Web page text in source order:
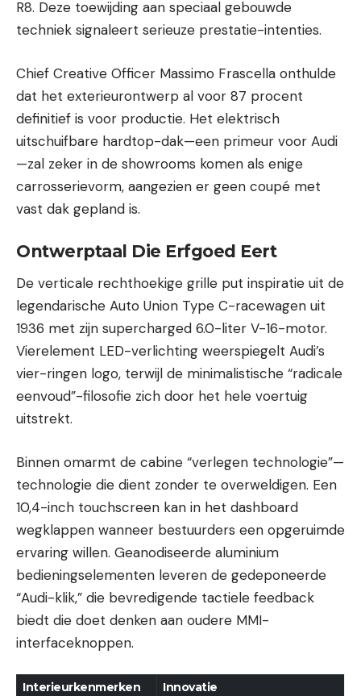
R8. Deze toewijding aan speciaal gebouwde
techniek signaleert serieuze prestatie-intenties.
Chief Creative Officer Massimo Frascella onthulde
dat het exterieurontwerp al voor 87 procent
definitief is voor productie. Het elektrisch
uitschuifbare hardtop-dak—een primeur voor Audi
—zal zeker in de showrooms komen als enige
carrosserievorm, aangezien er geen coupé met
vast dak gepland is.
Ontwerptaal Die Erfgoed Eert
De verticale rechthoekige grille put inspiratie uit de
legendarische Auto Union Type C-racewagen uit
1936 met zijn supercharged 6.0-liter V-16-motor.
Vierelement LED-verlichting weerspiegelt Audi’s
vier-ringen logo, terwijl de minimalistische “radicale
eenvoud”-filosofie zich door het hele voertuig
uitstrekt.
Binnen omarmt de cabine “verlegen technologie”—
technologie die dient zonder te overweldigen. Een
10,4-inch touchscreen kan in het dashboard
wegklappen wanneer bestuurders een opgeruimde
ervaring willen. Geanodiseerde aluminium
bedieningselementen leveren de gedeponeerde
“Audi-klik,” die bevredigende tactiele feedback
biedt die doet denken aan oudere MMI-
interfaceknoppen.
Interieurkenmerken Innovatie